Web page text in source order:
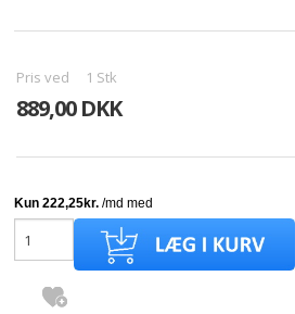
Pris ved 1 Stk
889,00 DKK